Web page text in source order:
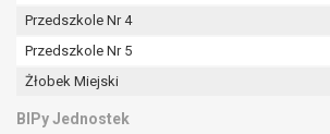
Przedszkole Nr 4
Przedszkole Nr 5
Żłobek Miejski
BIPy Jednostek